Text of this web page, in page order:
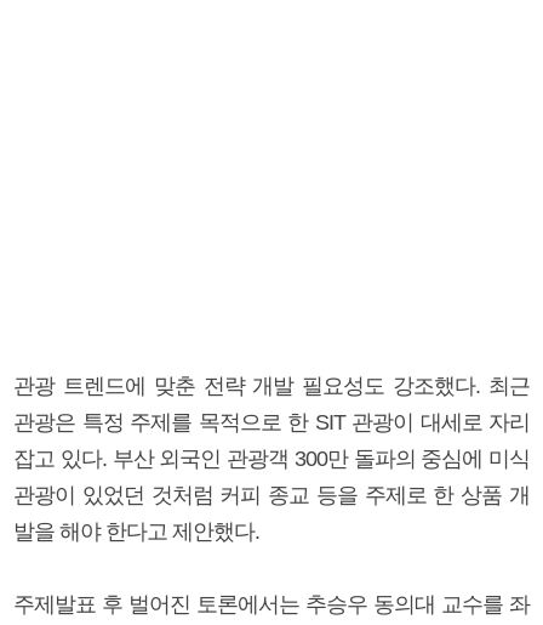
관광 트렌드에 맞춘 전략 개발 필요성도 강조했다. 최근
관광은 특정 주제를 목적으로 한 SIT 관광이 대세로 자리
잡고 있다. 부산 외국인 관광객 300만 돌파의 중심에 미식
관광이 있었던 것처럼 커피 종교 등을 주제로 한 상품 개
발을 해야 한다고 제안했다.
주제발표 후 벌어진 토론에서는 추승우 동의대 교수를 좌